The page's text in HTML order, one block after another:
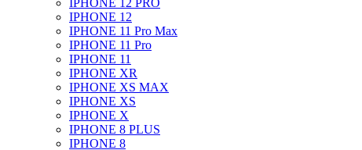
IPHONE 12 PRO
IPHONE 12
IPHONE 11 Pro Max
IPHONE 11 Pro
IPHONE 11
IPHONE XR
IPHONE XS MAX
IPHONE XS
IPHONE X
IPHONE 8 PLUS
IPHONE 8